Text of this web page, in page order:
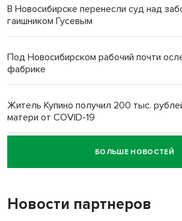
В Новосибирске перенесли суд над
гаишником Гусевым
Под Новосибирском рабочий почти
фабрике
Житель Купино получил 200 тыс.
матери от COVID-19
Новосибирский суд наказал водителя
пенсионерки на вокзале
«Мы живём на пастбище!»: в
терроризируют жителей
БОЛЬШЕ НОВОСТЕЙ
Новости партнеров